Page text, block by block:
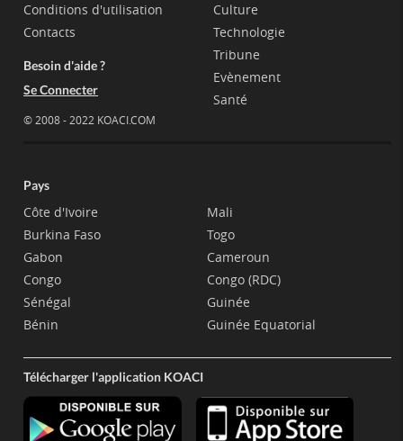
Conditions d'utilisation
Contacts
Besoin d'aide ?
Se Connecter
© 2008 - 2022 KOACI.COM
Culture
Technologie
Tribune
Evènement
Santé
Pays
Côte d'Ivoire
Burkina Faso
Gabon
Congo
Sénégal
Bénin
Mali
Togo
Cameroun
Congo (RDC)
Guinée
Guinée Equatorial
Télécharger l'application KOACI